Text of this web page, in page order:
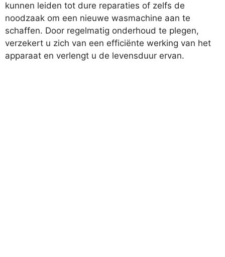
kunnen leiden tot dure reparaties of zelfs de
noodzaak om een nieuwe wasmachine aan te
schaffen. Door regelmatig onderhoud te plegen,
verzekert u zich van een efficiënte werking van het
apparaat en verlengt u de levensduur ervan.